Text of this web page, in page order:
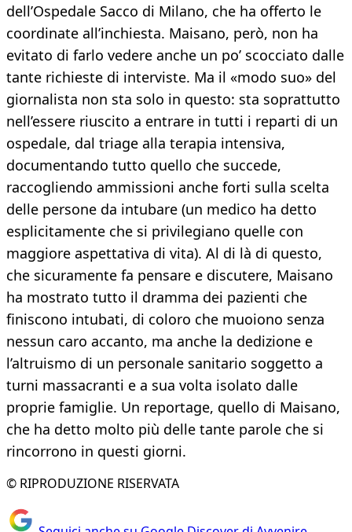
dell’Ospedale Sacco di Milano, che ha offerto le
coordinate all’inchiesta. Maisano, però, non ha
evitato di farlo vedere anche un po’ scocciato dalle
tante richieste di interviste. Ma il «modo suo» del
giornalista non sta solo in questo: sta soprattutto
nell’essere riuscito a entrare in tutti i reparti di un
ospedale, dal triage alla terapia intensiva,
documentando tutto quello che succede,
raccogliendo ammissioni anche forti sulla scelta
delle persone da intubare (un medico ha detto
esplicitamente che si privilegiano quelle con
maggiore aspettativa di vita). Al di là di questo,
che sicuramente fa pensare e discutere, Maisano
ha mostrato tutto il dramma dei pazienti che
finiscono intubati, di coloro che muoiono senza
nessun caro accanto, ma anche la dedizione e
l’altruismo di un personale sanitario soggetto a
turni massacranti e a sua volta isolato dalle
proprie famiglie. Un reportage, quello di Maisano,
che ha detto molto più delle tante parole che si
rincorrono in questi giorni.
© RIPRODUZIONE RISERVATA